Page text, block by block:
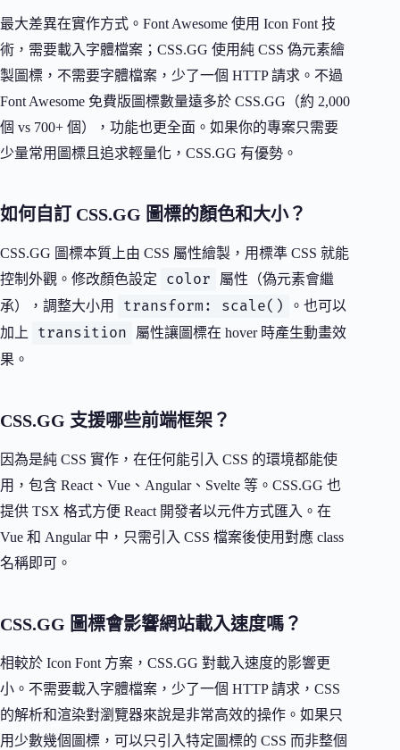
最大差異在實作方式。Font Awesome 使用 Icon Font 技
術，需要載入字體檔案；CSS.GG 使用純 CSS 偽元素繪
製圖標，不需要字體檔案，少了一個 HTTP 請求。不過
Font Awesome 免費版圖標數量遠多於 CSS.GG（約 2,000
個 vs 700+ 個），功能也更全面。如果你的專案只需要
少量常用圖標且追求輕量化，CSS.GG 有優勢。
如何自訂 CSS.GG 圖標的顏色和大小？
CSS.GG 圖標本質上由 CSS 屬性繪製，用標準 CSS 就能
控制外觀。修改顏色設定
color
屬性（偽元素會繼
承），調整大小用
transform: scale()
。也可以
加上
transition
屬性讓圖標在 hover 時產生動畫效
果。
CSS.GG 支援哪些前端框架？
因為是純 CSS 實作，在任何能引入 CSS 的環境都能使
用，包含 React、Vue、Angular、Svelte 等。CSS.GG 也
提供 TSX 格式方便 React 開發者以元件方式匯入。在
Vue 和 Angular 中，只需引入 CSS 檔案後使用對應 class
名稱即可。
CSS.GG 圖標會影響網站載入速度嗎？
相較於 Icon Font 方案，CSS.GG 對載入速度的影響更
小。不需要載入字體檔案，少了一個 HTTP 請求，CSS
的解析和渲染對瀏覽器來說是非常高效的操作。如果只
用少數幾個圖標，可以只引入特定圖標的 CSS 而非整個